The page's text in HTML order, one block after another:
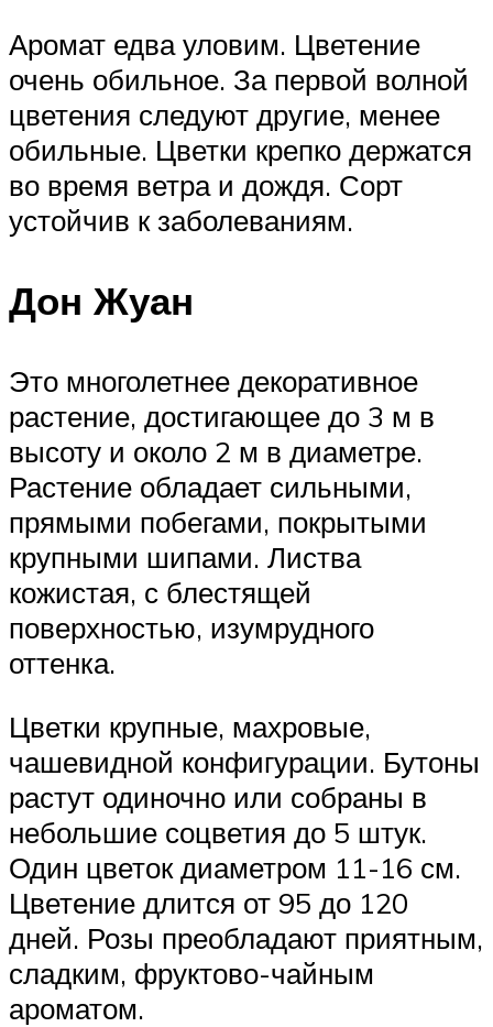
Аромат едва уловим. Цветение
очень обильное. За первой волной
цветения следуют другие, менее
обильные. Цветки крепко держатся
во время ветра и дождя. Сорт
устойчив к заболеваниям.
Дон Жуан
Это многолетнее декоративное
растение, достигающее до 3 м в
высоту и около 2 м в диаметре.
Растение обладает сильными,
прямыми побегами, покрытыми
крупными шипами. Листва
кожистая, с блестящей
поверхностью, изумрудного
оттенка.
Цветки крупные, махровые,
чашевидной конфигурации. Бутоны
растут одиночно или собраны в
небольшие соцветия до 5 штук.
Один цветок диаметром 11-16 см.
Цветение длится от 95 до 120
дней. Розы преобладают приятным,
сладким, фруктово-чайным
ароматом.